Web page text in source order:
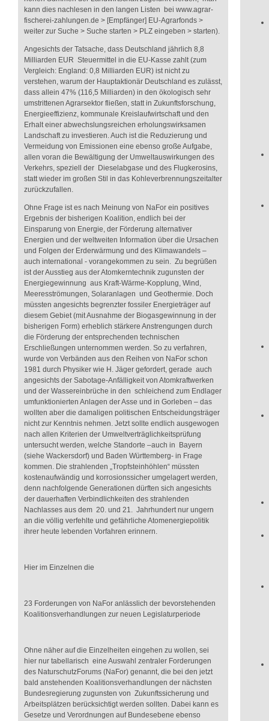
kann dies nachlesen in den langen Listen bei www.agrar-
fischerei-zahlungen.de > [Empfänger] EU-Agrarfonds >
weiter zur Suche > Suche starten > PLZ eingeben > starten).
Angesichts der Tatsache, dass Deutschland jährlich 8,8
Milliarden EUR Steuermittel in die EU-Kasse zahlt (zum
Vergleich: England: 0,8 Milliarden EUR) ist nicht zu
verstehen, warum der Hauptaktionär Deutschland es zulässt,
dass allein 47% (116,5 Milliarden) in den ökologisch sehr
umstrittenen Agrarsektor fließen, statt in Zukunftsforschung,
Energieeffizienz, kommunale Kreislaufwirtschaft und den
Erhalt einer abwechslungsreichen erholungswirksamen
Landschaft zu investieren. Auch ist die Reduzierung und
Vermeidung von Emissionen eine ebenso große Aufgabe,
allen voran die Bewältigung der Umweltauswirkungen des
Verkehrs, speziell der Dieselabgase und des Flugkerosins,
statt wieder im großen Stil in das Kohleverbrennungszeitalter
zurückzufallen.
Ohne Frage ist es nach Meinung von NaFor ein positives
Ergebnis der bisherigen Koalition, endlich bei der
Einsparung von Energie, der Förderung alternativer
Energien und der weltweiten Information über die Ursachen
und Folgen der Erderwärmung und des Klimawandels –
auch international - vorangekommen zu sein. Zu begrüßen
ist der Ausstieg aus der Atomkerntechnik zugunsten der
Energiegewinnung aus Kraft-Wärme-Kopplung, Wind,
Meeresströmungen, Solaranlagen und Geothermie. Doch
müssten angesichts begrenzter fossiler Energieträger auf
diesem Gebiet (mit Ausnahme der Biogasgewinnung in der
bisherigen Form) erheblich stärkere Anstrengungen durch
die Förderung der entsprechenden technischen
Erschließungen unternommen werden. So zu verfahren,
wurde von Verbänden aus den Reihen von NaFor schon
1981 durch Physiker wie H. Jäger gefordert, gerade auch
angesichts der Sabotage-Anfälligkeit von Atomkraftwerken
und der Wassereinbrüche in den schleichend zum Endlager
umfunktionierten Anlagen der Asse und in Gorleben – das
wollten aber die damaligen politischen Entscheidungsträger
nicht zur Kenntnis nehmen. Jetzt sollte endlich ausgewogen
nach allen Kriterien der Umweltverträglichkeitsprüfung
untersucht werden, welche Standorte –auch in Bayern
(siehe Wackersdorf) und Baden Württemberg- in Frage
kommen. Die strahlenden „Tropfsteinhöhlen“ müssten
kostenaufwändig und korrosionssicher umgelagert werden,
denn nachfolgende Generationen dürften sich angesichts
der dauerhaften Verbindlichkeiten des strahlenden
Nachlasses aus dem 20. und 21. Jahrhundert nur ungern
an die völlig verfehlte und gefährliche Atomenergiepolitik
ihrer heute lebenden Vorfahren erinnern.
Hier im Einzelnen die
23 Forderungen von NaFor anlässlich der bevorstehenden
Koalitionsverhandlungen zur neuen Legislaturperiode
Ohne näher auf die Einzelheiten eingehen zu wollen, sei
hier nur tabellarisch eine Auswahl zentraler Forderungen
des NaturschutzForums (NaFor) genannt, die bei den jetzt
bald anstehenden Koalitionsverhandlungen der nächsten
Bundesregierung zugunsten von Zukunftssicherung und
Arbeitsplätzen berücksichtigt werden sollten. Dabei kann es
Gesetze und Verordnungen auf Bundesebene ebenso